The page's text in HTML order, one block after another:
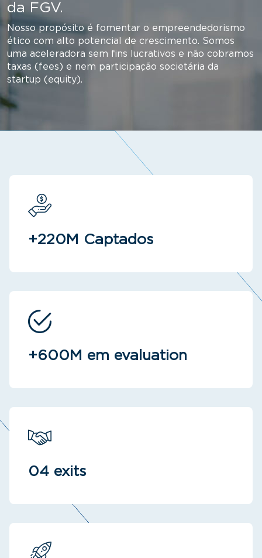
da FGV.
Nosso propósito é fomentar o empreendedorismo
ético com alto potencial de crescimento. Somos
uma aceleradora sem fins lucrativos e não cobramos
taxas (fees) e nem participação societária da
startup (equity).
+220M Captados
+600M em evaluation
04 exits